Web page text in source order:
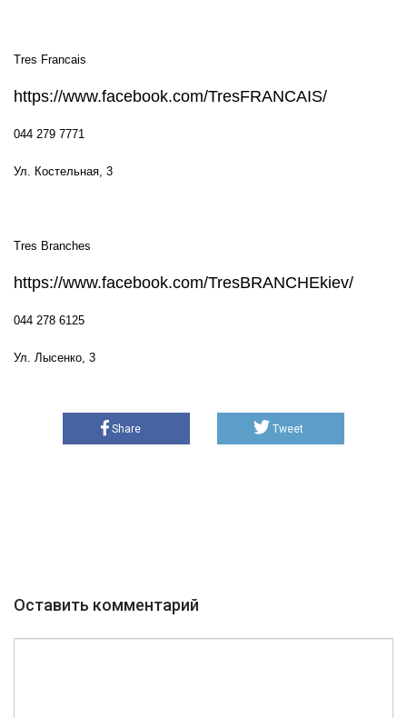
Tres Francais
https://www.facebook.com/TresFRANCAIS/
044 279 7771
Ул. Костельная, 3
Tres Branches
https://www.facebook.com/TresBRANCHEkiev/
044 278 6125
Ул. Лысенко, 3
Share Tweet
Оставить комментарий